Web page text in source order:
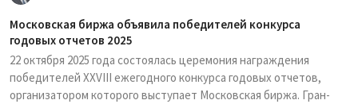
Московская биржа объявила победителей конкурса
годовых отчетов 2025
22 октября 2025 года состоялась церемония награждения
победителей XXVIII ежегодного конкурса годовых отчетов,
организатором которого выступает Московская биржа. Гран-